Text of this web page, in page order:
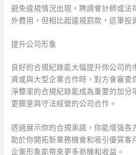
避免違規情況出現。聘請會計師或法
外費用，但相比起違規罰款，這筆投
提升公司形象
良好的合規紀錄能大幅提升你公司的
資或與大型企業合作時，對方會審查
淨整潔的合規紀錄能成為重要的加分
更願意與守法經營的公司合作。
透過展示你的合規承諾，你能增強各
助於你開拓新業務機會和吸引優質客
企業形象能帶來更多商機和收益。